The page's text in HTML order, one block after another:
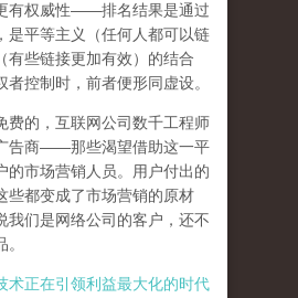
有权威性——排名结果是通过
是平等主义（任何人都可以链
有些链接更加有效）的结合
者控制时，前者便形同虚设。
费的，互联网公司数千工程师
告商——那些渴望借助这一平
的市场营销人员。用户付出的
些都变成了市场营销的原材
我们是网络公司的客户，还不
。
术正在引领利益最大化的时代